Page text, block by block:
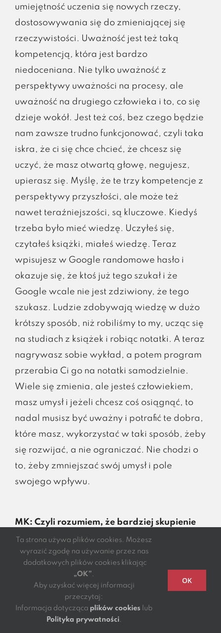
umiejętność uczenia się nowych rzeczy,
dostosowywania się do zmieniającej się
rzeczywistości. Uważność jest też taką
kompetencją, która jest bardzo
niedoceniana. Nie tylko uważność z
perspektywy uważności na procesy, ale
uważność na drugiego człowieka i to, co się
dzieje wokół. Jest też coś, bez czego będzie
nam zawsze trudno funkcjonować, czyli taka
iskra, że ci się chce chcieć, że chcesz się
uczyć, że masz otwartą głowę, negujesz,
upierasz się. Myślę, że te trzy kompetencje z
perspektywy przyszłości, ale może też
nawet teraźniejszości, są kluczowe. Kiedyś
trzeba było mieć wiedzę. Uczyłeś się,
czytałeś książki, miałeś wiedzę. Teraz
wpisujesz w Google randomowe hasło i
okazuje się, że ktoś już tego szukał i że
Google wcale nie jest zdziwiony, że tego
szukasz. Ludzie zdobywają wiedzę w dużo
krótszy sposób, niż robiliśmy to my, ucząc się
na studiach z książek i robiąc notatki. A teraz
nagrywasz sobie wykład, a potem program
przerabia Ci go na notatki samodzielnie.
Wiele się zmienia, ale jesteś człowiekiem,
masz umysł i jeżeli chcesz coś osiągnąć, to
nadal musisz być uważny i potrafić te dobra,
które masz, wykorzystać w taki sposób, żeby
się rozwijać, a nie ograniczać. Nie chodzi o
to, żeby zmniejszać swój umysł i pole
swojego wpływu.
MK: Czyli rozumiem, że bardziej skupienie
na analizie, na umiejętności wyszukiwania
wiedzy, na umiejętności bycia krytycznym
niż stricte posiadania takiej twardej wiedzy
w głowie, bo jest jej za dużo. Oczywiście
poza twardą wiedzą z produkcji, bo to jest
bezcenne i jej nie znajdziemy w Google.
Ta strona używa plików cookies. Możesz
wyrazić zgodę na używanie przez nas
dodatkowych plików cookies klikając
„OK” .
Aby uzyskać więcej informacji
przeczytaj:
Informacja dotycząca plików cookies lub
Polityka prywatności .
OK